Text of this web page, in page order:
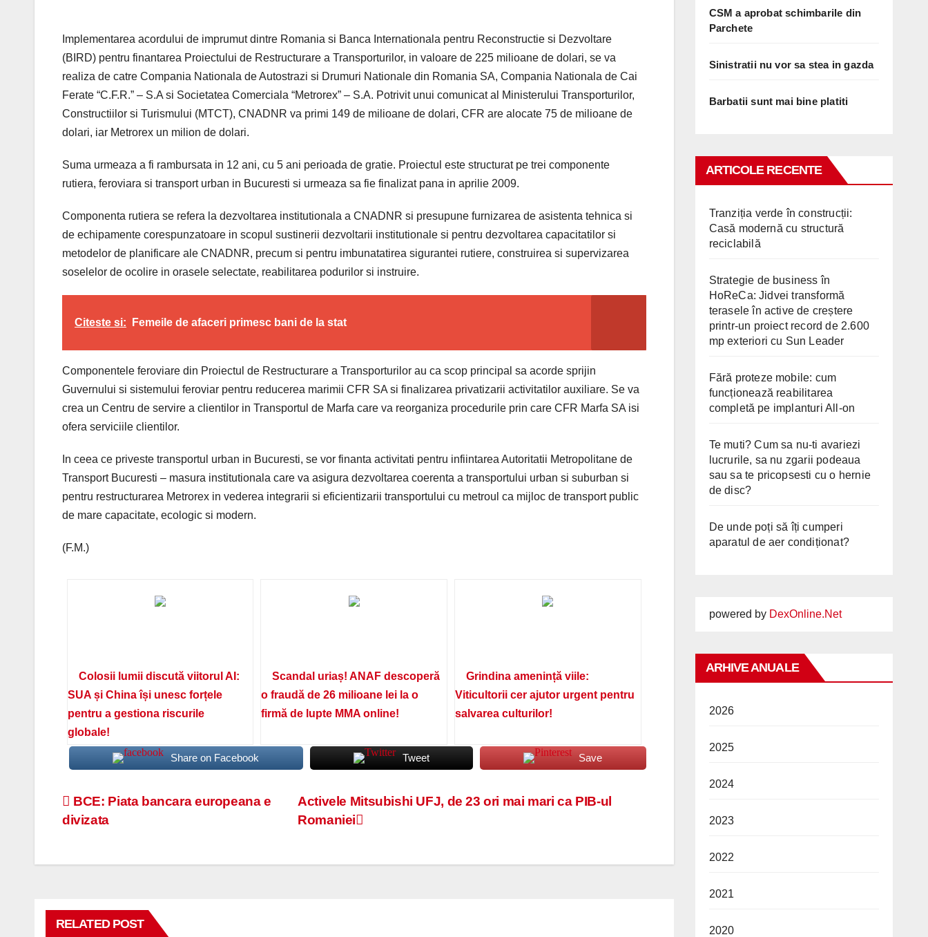
Implementarea acordului de imprumut dintre Romania si Banca Internationala pentru Reconstructie si Dezvoltare
(BIRD) pentru finantarea Proiectului de Restructurare a Transporturilor, in valoare de 225 milioane de dolari, se va
realiza de catre Compania Nationala de Autostrazi si Drumuri Nationale din Romania SA, Compania Nationala de Cai
Ferate “C.F.R.” – S.A si Societatea Comerciala “Metrorex” – S.A. Potrivit unui comunicat al Ministerului Transporturilor,
Constructiilor si Turismului (MTCT), CNADNR va primi 149 de milioane de dolari, CFR are alocate 75 de milioane de
dolari, iar Metrorex un milion de dolari.
Suma urmeaza a fi rambursata in 12 ani, cu 5 ani perioada de gratie. Proiectul este structurat pe trei componente
rutiera, feroviara si transport urban in Bucuresti si urmeaza sa fie finalizat pana in aprilie 2009.
Componenta rutiera se refera la dezvoltarea institutionala a CNADNR si presupune furnizarea de asistenta tehnica si
de echipamente corespunzatoare in scopul sustinerii dezvoltarii institutionale si pentru dezvoltarea capacitatilor si
metodelor de planificare ale CNADNR, precum si pentru imbunatatirea sigurantei rutiere, construirea si supervizarea
soselelor de ocolire in orasele selectate, reabilitarea podurilor si instruire.
Citeste si: Femeile de afaceri primesc bani de la stat
Componentele feroviare din Proiectul de Restructurare a Transporturilor au ca scop principal sa acorde sprijin
Guvernului si sistemului feroviar pentru reducerea marimii CFR SA si finalizarea privatizarii activitatilor auxiliare. Se va
crea un Centru de servire a clientilor in Transportul de Marfa care va reorganiza procedurile prin care CFR Marfa SA isi
ofera serviciile clientilor.
In ceea ce priveste transportul urban in Bucuresti, se vor finanta activitati pentru infiintarea Autoritatii Metropolitane de
Transport Bucuresti – masura institutionala care va asigura dezvoltarea coerenta a transportului urban si suburban si
pentru restructurarea Metrorex in vederea integrarii si eficientizarii transportului cu metroul ca mijloc de transport public
de mare capacitate, ecologic si modern.
(F.M.)
Colosii lumii discută viitorul AI:
SUA și China își unesc forțele
pentru a gestiona riscurile
globale!
Scandal uriaș! ANAF descoperă
o fraudă de 26 milioane lei la o
firmă de lupte MMA online!
Grindina amenință viile:
Viticultorii cer ajutor urgent pentru
salvarea culturilor!
Share on Facebook Tweet Save
Navigare
articole
Activele Mitsubishi UFJ, de 23 ori mai mari ca PIB-ul
Romaniei
BCE: Piata bancara europeana e
divizata
RELATED POST
CSM a aprobat schimbarile din
Parchete
Sinistratii nu vor sa stea in gazda
Barbatii sunt mai bine platiti
ARTICOLE RECENTE
Tranziția verde în construcții:
Casă modernă cu structură
reciclabilă
Strategie de business în
HoReCa: Jidvei transformă
terasele în active de creștere
printr-un proiect record de 2.600
mp exteriori cu Sun Leader
Fără proteze mobile: cum
funcționează reabilitarea
completă pe implanturi All-on
Te muti? Cum sa nu-ti avariezi
lucrurile, sa nu zgarii podeaua
sau sa te pricopsesti cu o hernie
de disc?
De unde poți să îți cumperi
aparatul de aer condiționat?
powered by DexOnline.Net
ARHIVE ANUALE
2026
2025
2024
2023
2022
2021
2020